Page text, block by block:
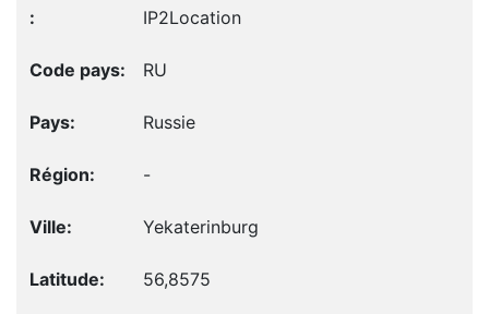
IP2Location
RU
Russie
-
Yekaterinburg
56,8575